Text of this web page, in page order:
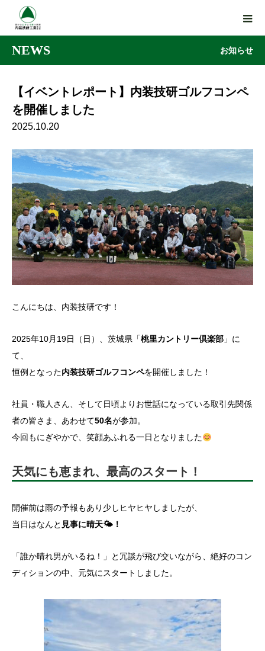
NEWS お知らせ
【イベントレポート】内装技研ゴルフコンペ
を開催しました
2025.10.20
こんにちは、内装技研です！
2025年10月19日（日）、茨城県「桃里カントリー倶楽部 」に
て、
恒例となった内装技研ゴルフコンペを開催しました！
社員・職人さん、そして日頃よりお世話になっている取引先関係
者の皆さま、あわせて50名が参加。
今回もにぎやかで、笑顔あふれる一日となりました
天気にも恵まれ、最高のスタート！
開催前は雨の予報もあり少しヒヤヒヤしましたが、
当日はなんと 見事に晴天🌤！
「誰か晴れ男がいるね！」と冗談が飛び交いながら、絶好のコン
ディションの中、元気にスタートしました。